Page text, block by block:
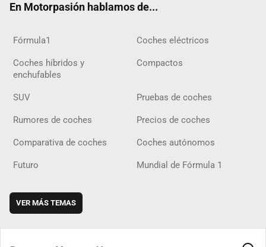
En Motorpasión hablamos de...
Fórmula1 Coches eléctricos
Coches híbridos y
enchufables
Compactos
SUV Pruebas de coches
Rumores de coches Precios de coches
Comparativa de coches Coches autónomos
Futuro Mundial de Fórmula 1
VER MÁS TEMAS